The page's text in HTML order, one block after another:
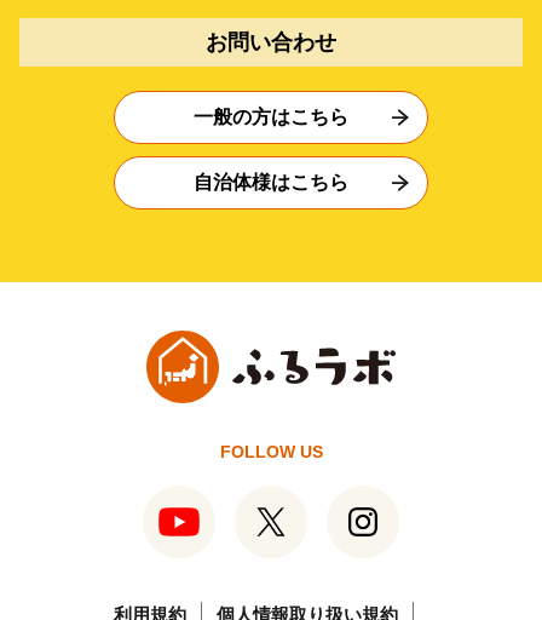
お問い合わせ
一般の方はこちら
自治体様はこちら
FOLLOW US
利用規約 個人情報取り扱い規約